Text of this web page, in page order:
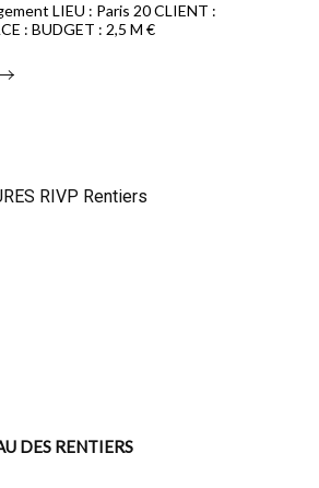
LIEU : Paris 20 CLIENT :
: BUDGET : 2,5 M €
DES RENTIERS